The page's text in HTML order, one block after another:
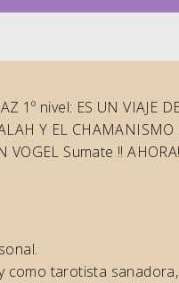
1º nivel: ES UN VIAJE
Y EL
VOGEL Sumate !!
tarotista